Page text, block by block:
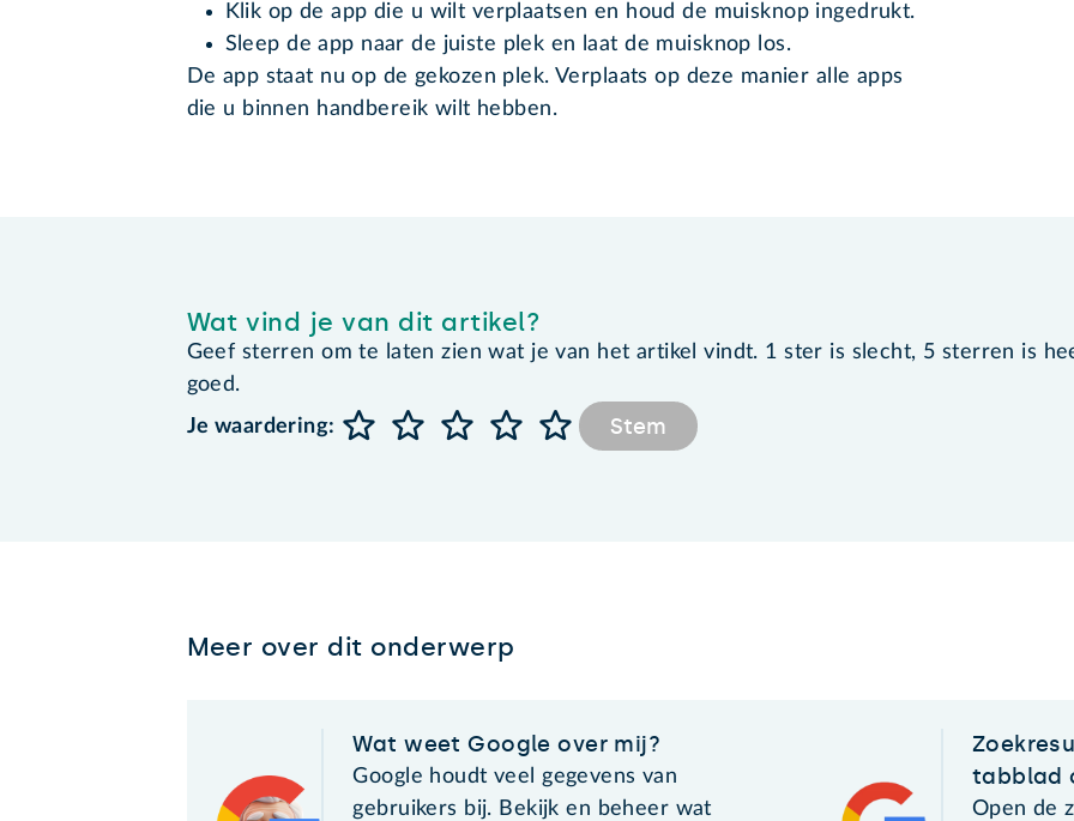
Klik op de app die u wilt verplaatsen en houd de muisknop ingedrukt.
Sleep de app naar de juiste plek en laat de muisknop los.
De app staat nu op de gekozen plek. Verplaats op deze manier alle apps
die u binnen handbereik wilt hebben.
Wat vind je van dit artikel?
Geef sterren om te laten zien wat je van het artikel vindt. 1 ster is slecht, 5 sterren is
goed.
Je waardering:
Stem
Meer over dit onderwerp
Wat weet Google over mij?
Google houdt veel gegevens van
gebruikers bij. Bekijk en beheer wat
tabblad
Open de